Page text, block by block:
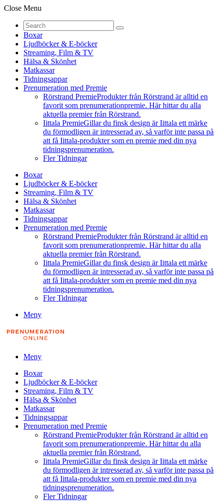
Close Menu
Boxar
Ljudböcker & E-böcker
Streaming, Film & TV
Hälsa & Skönhet
Matkassar
Tidningsappar
Prenumeration med Premie
Rörstrand PremieProdukter från Rörstrand är alltid en
favorit som prenumerationpremie. Här hittar du alla
aktuella premier från Rörstrand.
Iittala PremieGillar du finsk design är Iittala ett märke
du förmodligen är intresserad av, så varför inte passa på
att få Iittala-produkter som en premie med din nya
tidningsprenumeration.
Fler Tidningar
Boxar
Ljudböcker & E-böcker
Streaming, Film & TV
Hälsa & Skönhet
Matkassar
Tidningsappar
Prenumeration med Premie
Rörstrand PremieProdukter från Rörstrand är alltid en
favorit som prenumerationpremie. Här hittar du alla
aktuella premier från Rörstrand.
Iittala PremieGillar du finsk design är Iittala ett märke
du förmodligen är intresserad av, så varför inte passa på
att få Iittala-produkter som en premie med din nya
tidningsprenumeration.
Fler Tidningar
Meny
Meny
Boxar
Ljudböcker & E-böcker
Streaming, Film & TV
Hälsa & Skönhet
Matkassar
Tidningsappar
Prenumeration med Premie
Rörstrand PremieProdukter från Rörstrand är alltid en
favorit som prenumerationpremie. Här hittar du alla
aktuella premier från Rörstrand.
Iittala PremieGillar du finsk design är Iittala ett märke
du förmodligen är intresserad av, så varför inte passa på
att få Iittala-produkter som en premie med din nya
tidningsprenumeration.
Fler Tidningar